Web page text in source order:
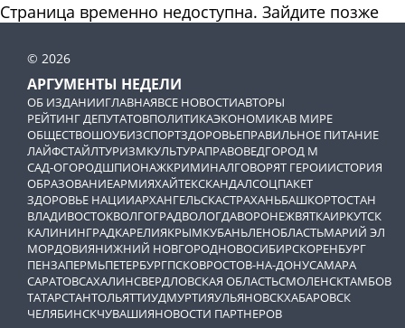
Страница временно недоступна. Зайдите позже
© 2026
АРГУМЕНТЫ НЕДЕЛИ
ОБ ИЗДАНИИГЛАВНАЯВСЕ НОВОСТИАВТОРЫ
РЕЙТИНГ ДЕПУТАТОВПОЛИТИКАЭКОНОМИКАВ МИРЕ
ОБЩЕСТВОШОУБИЗСПОРТЗДОРОВЬЕПРАВИЛЬНОЕ ПИТАНИЕ
ЛАЙФСТАЙЛТУРИЗМКУЛЬТУРАПРАВОВЕДГОРОД М
САД-ОГОРОДШПИОНАЖКРИМИНАЛГОВОРЯТ ГЕРОИИСТОРИЯ
ОБРАЗОВАНИЕАРМИЯХАЙТЕКСКАНДАЛСОЦПАКЕТ
ЗДОРОВЬЕ НАЦИИАРХАНГЕЛЬСКАСТРАХАНЬБАШКОРТОСТАН
ВЛАДИВОСТОКВОЛГОГРАДВОЛОГДАВОРОНЕЖВЯТКАИРКУТСК
КАЛИНИНГРАДКАРЕЛИЯКРЫМКУБАНЬЛЕНОБЛАСТЬМАРИЙ ЭЛ
МОРДОВИЯНИЖНИЙ НОВГОРОДНОВОСИБИРСКОРЕНБУРГ
ПЕНЗАПЕРМЬПЕТЕРБУРГПСКОВРОСТОВ-НА-ДОНУСАМАРА
САРАТОВСАХАЛИНСВЕРДЛОВСКАЯ ОБЛАСТЬСМОЛЕНСКТАМБОВ
ТАТАРСТАНТОЛЬЯТТИУДМУРТИЯУЛЬЯНОВСКХАБАРОВСК
ЧЕЛЯБИНСКЧУВАШИЯНОВОСТИ ПАРТНЕРОВ